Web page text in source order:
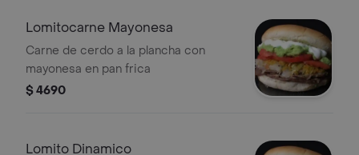
Lomitocarne Mayonesa
Carne de cerdo a la plancha con
mayonesa en pan frica
$ 4690
Lomito Dinamico